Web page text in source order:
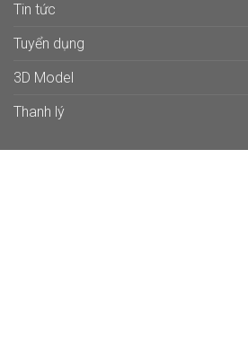
Tin tức
Tuyển dụng
3D Model
Thanh lý